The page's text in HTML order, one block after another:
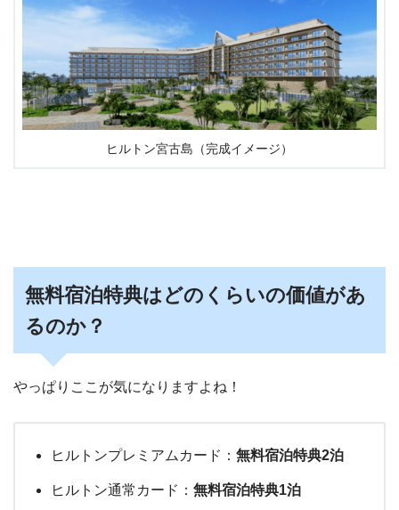
ヒルトン宮古島（完成イメージ）
無料宿泊特典はどのくらいの価値があ
るのか？
やっぱりここが気になりますよね！
ヒルトンプレミアムカード： 無料宿泊特典2泊
ヒルトン通常カード： 無料宿泊特典1泊